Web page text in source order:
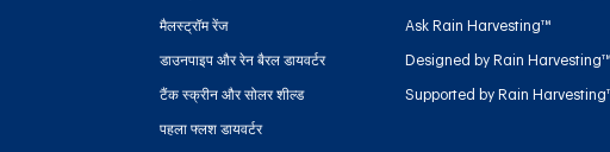
मैलस्ट्रॉम रेंज
डाउनपाइप और रेन बैरल डायवर्टर
टैंक स्क्रीन और सोलर शील्ड
पहला फ्लश डायवर्टर
Ask Rain Harvesting™
Designed by Rain Harvesting™
Supported by Rain